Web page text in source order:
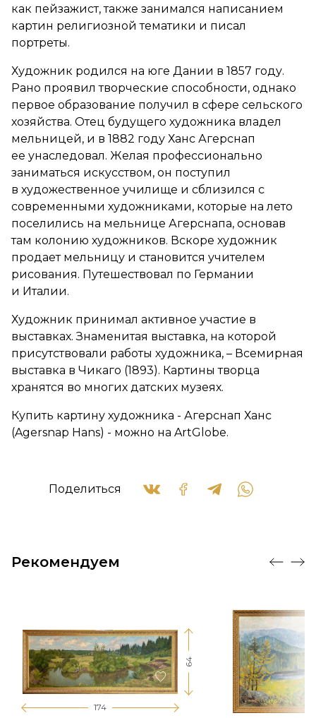
как пейзажист, также занимался написанием
картин религиозной тематики и писал
портреты.
Художник родился на юге Дании в 1857 году.
Рано проявил творческие способности, однако
первое образование получил в сфере сельского
хозяйства. Отец будущего художника владел
мельницей, и в 1882 году Ханс Агерснап
ее унаследовал. Желая профессионально
заниматься искусством, он поступил
в художественное училище и сблизился с
современными художниками, которые на лето
поселились на мельнице Агерснапа, основав
там колонию художников. Вскоре художник
продает мельницу и становится учителем
рисования. Путешествовал по Германии
и Италии.
Художник принимал активное участие в
выставках. Знаменитая выставка, на которой
присутствовали работы художника, – Всемирная
выставка в Чикаго (1893). Картины творца
хранятся во многих датских музеях.
Купить картину художника - Агерснап Ханс
(Agersnap Hans) - можно на ArtGlobe.
Поделиться
Рекомендуем
174
64